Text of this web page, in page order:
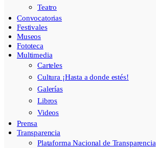
Teatro
Convocatorias
Festivales
Museos
Fototeca
Multimedia
Carteles
Cultura ¡Hasta a donde estés!
Galerías
Libros
Videos
Prensa
Transparencia
Plataforma Nacional de Transparencia